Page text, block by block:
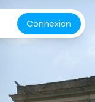
Connexion